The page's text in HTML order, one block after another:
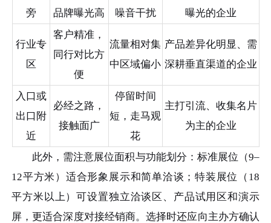
旁
品牌曝光高
噪音干扰
曝光的企业
行业专
区
客户精准，
同行对比方
便
流量相对集
中区域偏小
产品差异化明显、需
深耕垂直渠道的企业
入口或
出口附
近
必经之路，
接触面广
停留时间
短，走马观
花
主打引流、收集名片
为主的企业
此外，需注意展位面积与功能划分：标准展位（9–
12平方米）适合形象展示和简单洽谈；特装展位（18
平方米以上）可设置独立洽谈区、产品试用区和演示
屏，更适合深度对接经销商。选择时还应向主办方确认